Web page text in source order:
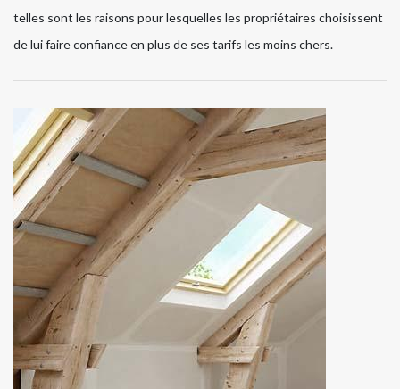
telles sont les raisons pour lesquelles les propriétaires choisissent
de lui faire confiance en plus de ses tarifs les moins chers.